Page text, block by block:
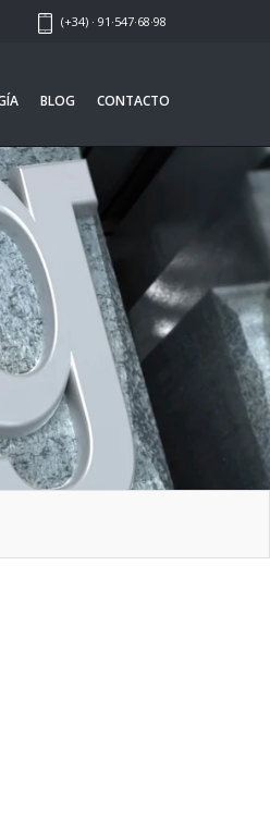
(+34) · 91·547·68·98
BLOG CONTACTO